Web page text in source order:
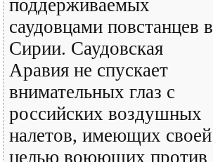
поддерживаемых
саудовцами повстанцев в
Сирии. Саудовская
Аравия не спускает
внимательных глаз с
российских воздушных
налетов, имеющих своей
целью воюющих против